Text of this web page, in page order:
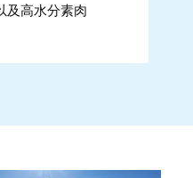
及高水分素肉